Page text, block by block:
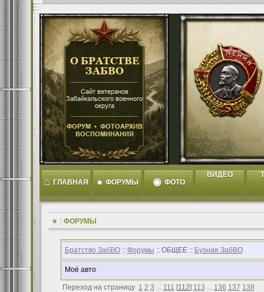
⌂ ГЛАВНАЯ ● ФОРУМЫ ◉ ФОТО
ВИДЕО
ФОРУМЫ
Братство ЗабВО:: Форумы :: ОБЩЕЕ :: Бузная ЗабВО
Моё авто
Переход на страницу 1 2 3 ... 111 [112] 113 ... 136 137 138